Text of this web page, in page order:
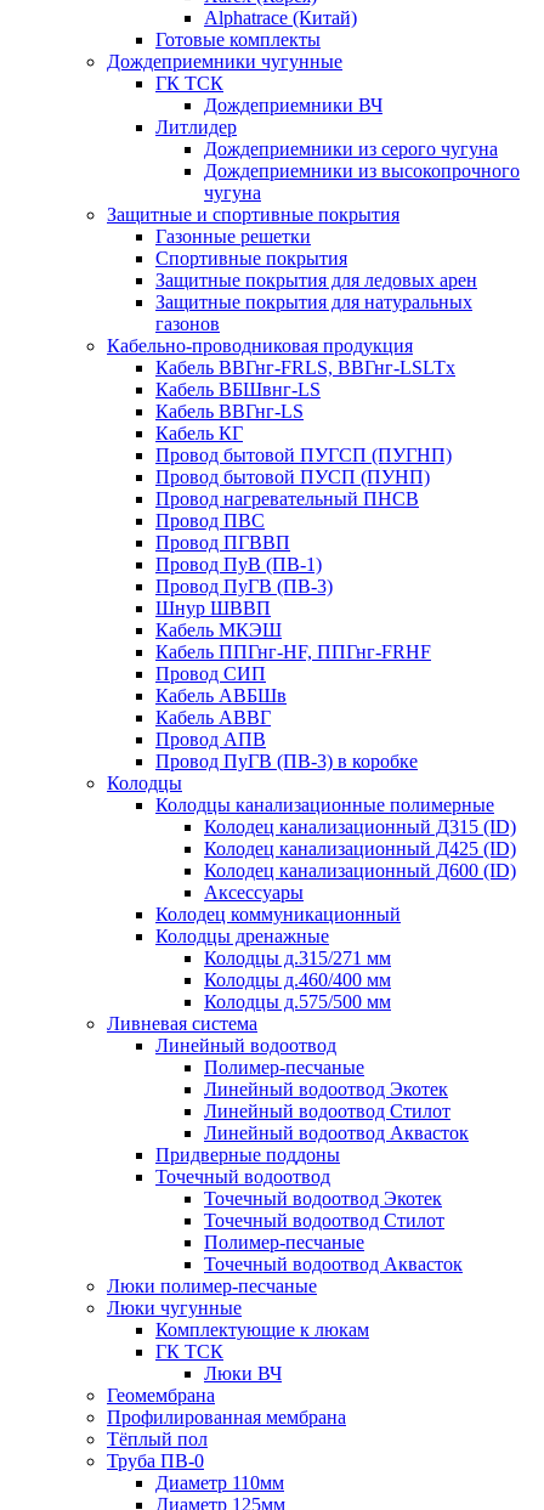
Alphatrace (Китай)
Готовые комплекты
Дождеприемники чугунные
ГК ТСК
Дождеприемники ВЧ
Литлидер
Дождеприемники из серого чугуна
Дождеприемники из высокопрочного
чугуна
Защитные и спортивные покрытия
Газонные решетки
Спортивные покрытия
Защитные покрытия для ледовых арен
Защитные покрытия для натуральных
газонов
Кабельно-проводниковая продукция
Кабель ВВГнг-FRLS, ВВГнг-LSLTx
Кабель ВБШвнг-LS
Кабель ВВГнг-LS
Кабель КГ
Провод бытовой ПУГСП (ПУГНП)
Провод бытовой ПУСП (ПУНП)
Провод нагревательный ПНСВ
Провод ПВС
Провод ПГВВП
Провод ПуВ (ПВ-1)
Провод ПуГВ (ПВ-3)
Шнур ШВВП
Кабель МКЭШ
Кабель ППГнг-HF, ППГнг-FRHF
Провод СИП
Кабель АВБШв
Кабель АВВГ
Провод АПВ
Провод ПуГВ (ПВ-3) в коробке
Колодцы
Колодцы канализационные полимерные
Колодец канализационный Д315 (ID)
Колодец канализационный Д425 (ID)
Колодец канализационный Д600 (ID)
Аксессуары
Колодец коммуникационный
Колодцы дренажные
Колодцы д.315/271 мм
Колодцы д.460/400 мм
Колодцы д.575/500 мм
Ливневая система
Линейный водоотвод
Полимер-песчаные
Линейный водоотвод Экотек
Линейный водоотвод Стилот
Линейный водоотвод Аквасток
Придверные поддоны
Точечный водоотвод
Точечный водоотвод Экотек
Точечный водоотвод Стилот
Полимер-песчаные
Точечный водоотвод Аквасток
Люки полимер-песчаные
Люки чугунные
Комплектующие к люкам
ГК ТСК
Люки ВЧ
Геомембрана
Профилированная мембрана
Тёплый пол
Труба ПВ-0
Диаметр 110мм
Диаметр 125мм